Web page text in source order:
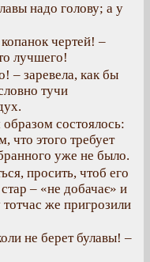
надо голову; а у
чертей! –
лучшего!
– заревела, как бы
тучи
состоялось:
что этого требует
уже не было.
просить, чтоб его
– «не добачає» и
же пригрозили
не берет булавы! –